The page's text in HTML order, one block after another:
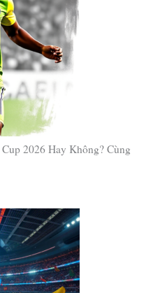
2026 Hay Không? Cùng